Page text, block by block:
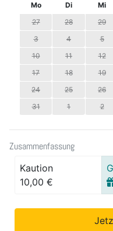
Mo
Di Mi
27
28 29
3
4 5
10
11 12
17
18 19
24
25 26
31
1 2
Zusammenfassung
Kaution
10,00 €